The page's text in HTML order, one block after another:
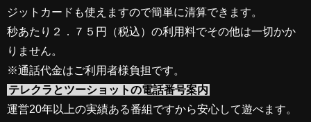
ジットカードも使えますので簡単に清算できます。
秒あたり２．７５円（税込）の利用料でその他は一切かか
りません。
※通話代金はご利用者様負担です。
テレクラとツーショットの電話番号案内
運営20年以上の実績ある番組ですから安心して遊べます。